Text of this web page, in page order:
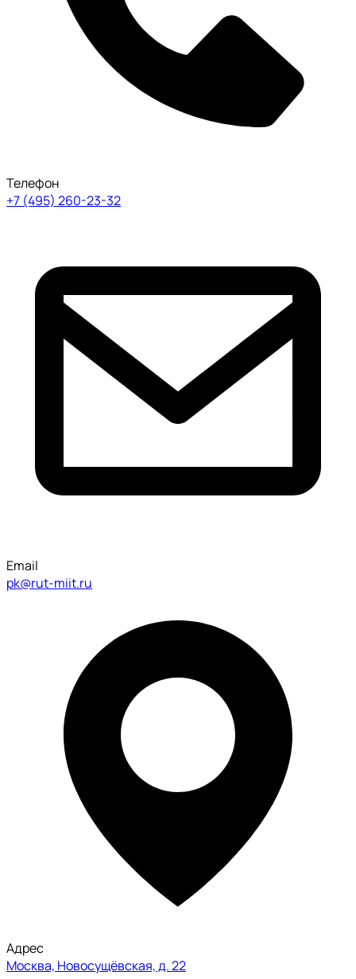
Телефон
+7 (495) 260-23-32
Email
pk@rut-miit.ru
Адрес
Москва, Новосущёвская, д. 22